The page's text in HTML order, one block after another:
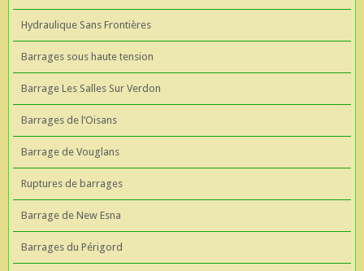
Hydraulique Sans Frontières
Barrages sous haute tension
Barrage Les Salles Sur Verdon
Barrages de l’Oisans
Barrage de Vouglans
Ruptures de barrages
Barrage de New Esna
Barrages du Périgord